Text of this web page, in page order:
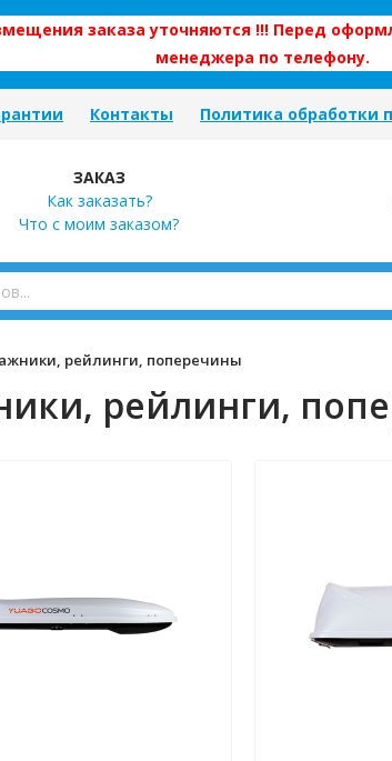
заказа уточняются !!! Перед
менеджера по телефону.
Контакты Политика обработки
ЗАКАЗ
Как заказать?
Что с моим заказом?
рейлинги, поперечины
рейлинги,